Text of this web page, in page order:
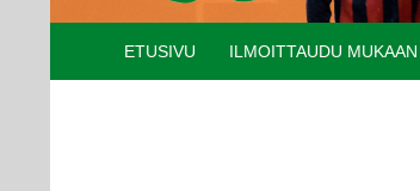
ETUSIVU
ILMOITTAUDU MUKAAN